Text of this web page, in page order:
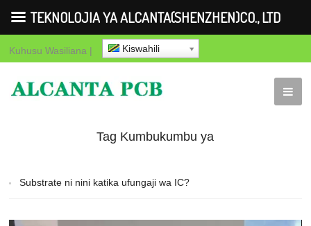
Kuhusu Wasiliana | Kiswahili
Tag Kumbukumbu ya
Substrate ni nini katika ufungaji wa IC?
TEKNOLOJIA YA ALCANTA(SHENZHEN)CO., LTD